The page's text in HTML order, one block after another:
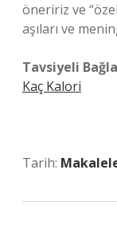
öneririz ve
aşıları ve
Tavsiyeli
Kaç Kalori
Tarih: